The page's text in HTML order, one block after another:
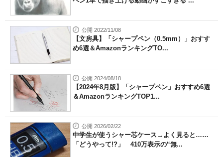
公開 2022/11/08
【文房具】「シャープペン（0.5mm）」おすす
め6選＆AmazonランキングTO...
公開 2024/08/18
【2024年8月版】「シャープペン」おすすめ6選
＆AmazonランキングTOP1...
公開 2026/02/22
中学生が使うシャー芯ケース→よく見ると……
「どうやって!?」 410万表示の“無...